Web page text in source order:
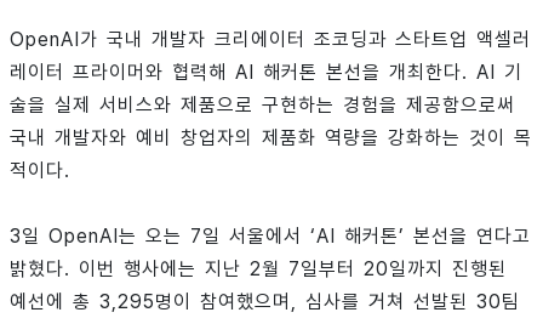
OpenAI가 국내 개발자 크리에이터 조코딩과 스타트업 액셀러
레이터 프라이머와 협력해 AI 해커톤 본선을 개최한다. AI 기
술을 실제 서비스와 제품으로 구현하는 경험을 제공함으로써
국내 개발자와 예비 창업자의 제품화 역량을 강화하는 것이 목
적이다.
3일 OpenAI는 오는 7일 서울에서 ‘AI 해커톤’ 본선을 연다고
밝혔다. 이번 행사에는 지난 2월 7일부터 20일까지 진행된
예선에 총 3,295명이 참여했으며, 심사를 거쳐 선발된 30팀